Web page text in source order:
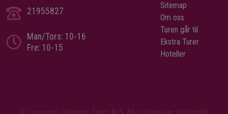
21955827
Man/Tors: 10-16
Fre: 10-15
Sitemap
Om oss
Turen går til
Ekstra Turer
Hoteller